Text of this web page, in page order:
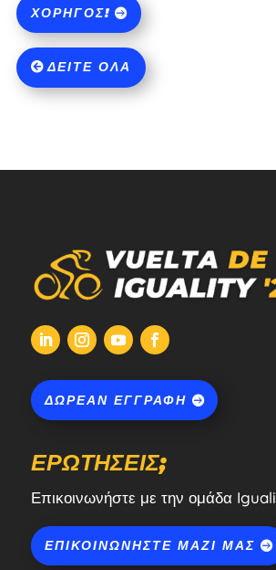
ΧΟΡΗΓΌΣ!
ΔΕΊΤΕ ΌΛΑ
ΔΩΡΕΆΝ ΕΓΓΡΑΦΉ
ΕΡΩΤΉΣΕΙΣ;
Επικοινωνήστε με την ομάδα
ΕΠΙΚΟΙΝΩΝΉΣΤΕ ΜΑΖΊ ΜΑΣ